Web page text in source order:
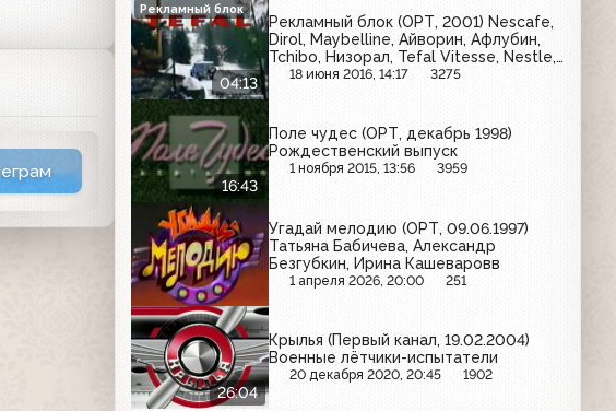
04:13
Рекламный блок (ОРТ, 2001) Nescafe,
Dirol, Maybelline, Айворин, Афлубин,
Tchibo, Низорал, Tefal Vitesse, Nestle,
Pepsodent, Vitrum Calcium
18 июня 2016, 14:17 3275
Рекламный блок
16:43
Поле чудес (ОРТ, декабрь 1998)
Рождественский выпуск
1 ноября 2015, 13:56 3959
Угадай мелодию (ОРТ, 09.06.1997)
Татьяна Бабичева, Александр
Безгубкин, Ирина Кашеваровв
1 апреля 2026, 20:00 251
26:04
Крылья (Первый канал, 19.02.2004)
Военные лётчики-испытатели
20 декабря 2020, 20:45 1902